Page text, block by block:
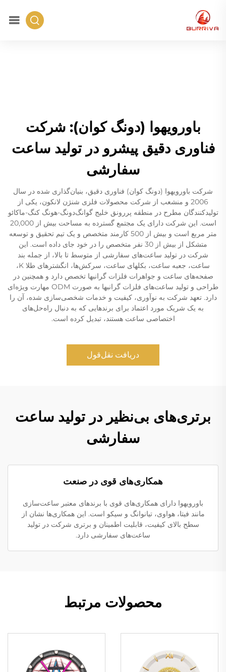
باورویهوا (دونگ کوان): شرکت
فناوری دقیق پیشرو در تولید ساعت
سفارشی
شرکت باورویهوا (دونگ کوان) فناوری دقیق، بنیان‌گذاری شده در سال
2006 و منشعب از شرکت محصولات فلزی شنژن لانکون، یکی از
تولیدکنندگان مطرح در منطقه پررونق خلیج گوانگ‌دونگ-هونگ کنگ-ماکائو
است. این شرکت دارای یک مجتمع گسترده به مساحت بیش از 20,000
متر مربع است و بیش از 500 کارمند متخصص و یک تیم تحقیق و توسعه
متشکل از بیش از 30 نفر متخصص را در خود جای داده است. این
شرکت در تولید ساعت‌های سفارشی از متوسط تا بالا، از جمله بند
ساعت، جعبه ساعت، بکلهای ساعت، سرکش‌ها، انگشترهای طلا K،
صفحه‌های ساعت و جواهرات فلزات گرانبها تخصص دارد و همچنین در
طراحی و تولید ساعت‌های فلزات گرانبها به صورت ODM مهارت ویژه‌ای
دارد. تعهد شرکت به نوآوری، کیفیت و خدمات شخصی‌سازی شده، آن را
به یک شریک مورد اعتماد برای برندهایی که به دنبال راه‌حل‌های
اختصاصی ساعت هستند، تبدیل کرده است.
دریافت نقل‌قول
برتری‌های بی‌نظیر در تولید ساعت
سفارشی
همکاری‌های قوی در صنعت
باورویهوا دارای همکاری‌های قوی با برندهای معتبر ساعت‌سازی
مانند فیتا، هواوی، تیانوانگ و سیکو است. این همکاری‌ها نشان از
سطح بالای کیفیت، قابلیت اطمینان و برتری شرکت در تولید
ساعت‌های سفارشی دارد.
محصولات مرتبط